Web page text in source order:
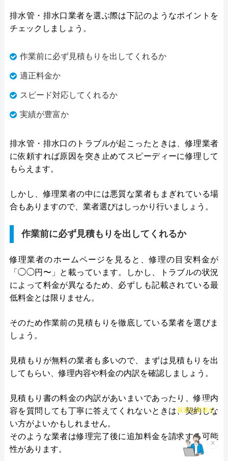
排水管・排水口業者を選ぶ際は下記のようなポイントを
チェックしましょう。
作業前に必ず見積もりを出してくれるか
適正料金か
スピード対応してくれるか
実績が豊富か
排水管・排水口のトラブルが起こったときは、修理業者
に依頼すれば原因を突き止めてスピーディーに修理して
もらえます。
しかし、修理業者の中には悪質な業者もまぎれている場
合もありますので、業者選びはしっかり行いましょう。
作業前に必ず見積もりを出してくれるか
修理業者のホームページを見ると、修理の目安料金が
「◯◯円〜」と載っています。しかし、トラブルの状況
によって料金が異なるため、必ずしも記載されている最
低料金とは限りません。
そのため作業前の見積もりを徹底している業者を選びま
しょう。
見積もりが無料の業者も多いので、まずは見積もりを出
してもらい、修理内容や料金の内訳を確認しましょう。
見積もり書の料金の内訳があいまいであったり、修理内
容を質問しても丁寧に答えてくれないときは、契約しな
い方がよいかもしれません。
そのような業者は修理完了後に追加料金を請求する可能
性があります。
×
チャット診断で
最適な業者を
ご提案